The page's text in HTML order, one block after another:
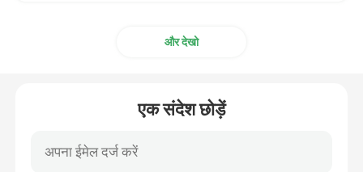
और देखो
एक संदेश छोड़ें